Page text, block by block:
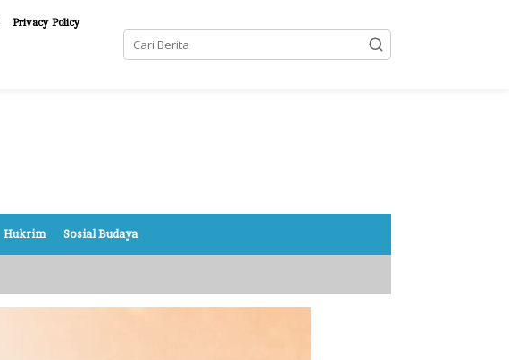
Privacy Policy
Hukrim Sosial Budaya